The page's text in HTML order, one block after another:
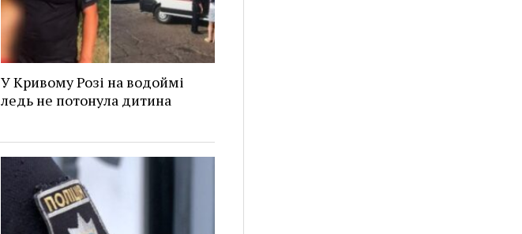
У Кривому Розі на водоймі
ледь не потонула дитина